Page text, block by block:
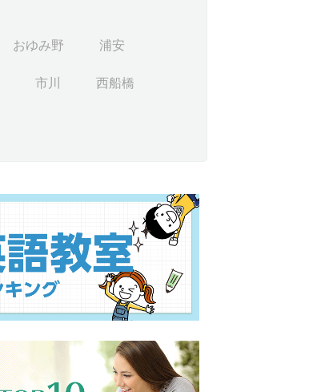
おゆみ野 浦安
市川 西船橋